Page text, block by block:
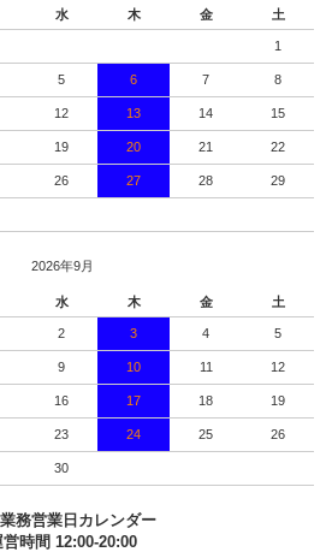
水 木 金 土
1
5 6 7 8
12 13 14 15
19 20 21 22
26 27 28 29
2026年9月
水 木 金 土
2 3 4 5
9 10 11 12
16 17 18 19
23 24 25 26
30
務営業日カレンダー
営時間 12:00-20:00